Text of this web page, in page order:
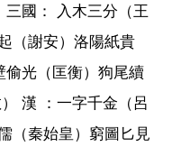
國： 入木三分（王
（謝安）洛陽紙貴
偷光（匡衡）狗尾續
漢 ：一字千金（呂
（秦始皇）窮圖匕見